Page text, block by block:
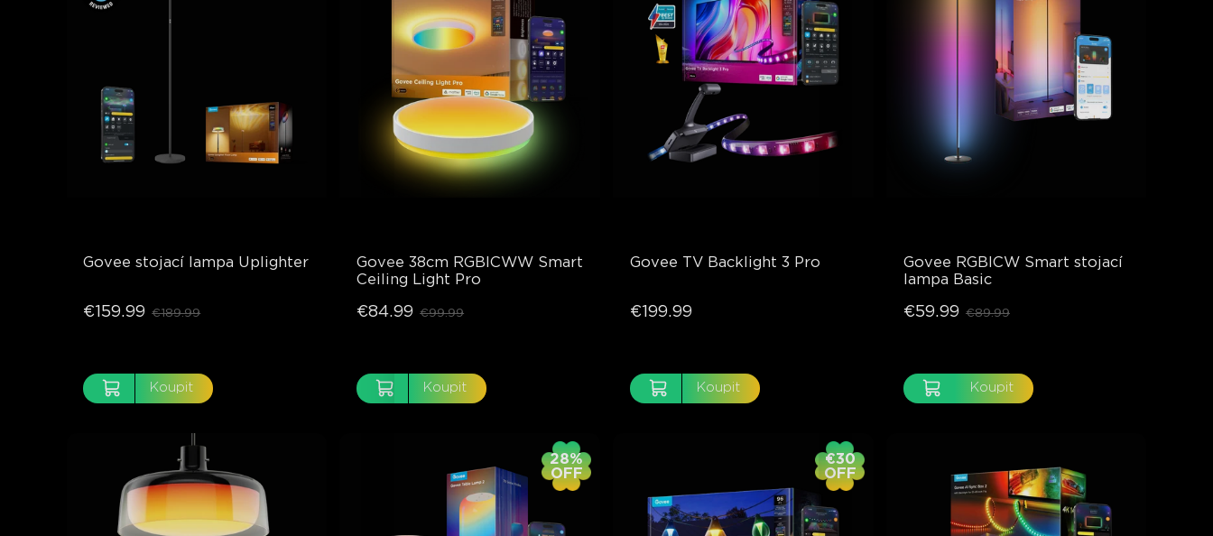
Govee stojací lampa Uplighter
€159.99 €189.99
Koupit
Govee 38cm RGBICWW Smart
Ceiling Light Pro
€84.99 €99.99
Koupit
Govee TV Backlight 3 Pro
€199.99
Koupit
Govee RGBICW Smart stojací
lampa Basic
€59.99 €89.99
Koupit
28%
OFF
€30
OFF